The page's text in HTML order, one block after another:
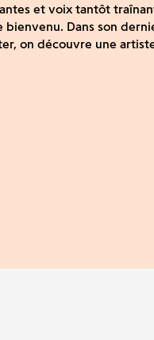
et voix tantôt
bienvenu. Dans son
on découvre une